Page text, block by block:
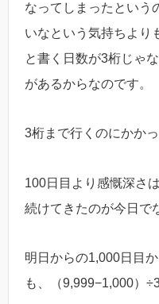
なってしまったという
いなという気持ちより
と書く日数が3桁じゃ
があるからなのです。
3桁まで行くのにかか
100日目より感慨深さ
続けてきたのが今日で
明日からの1,000日目
も、（9,999−1,000）